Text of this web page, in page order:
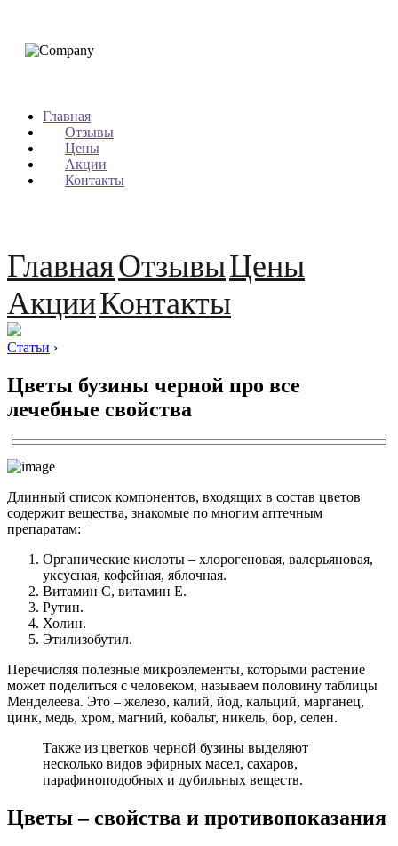
Главная
Отзывы
Цены
Акции
Контакты
ГлавнаяОтзывыЦены
АкцииКонтакты
Статьи ›
Цветы бузины черной про все
лечебные свойства
Длинный список компонентов, входящих в состав цветов
содержит вещества, знакомые по многим аптечным
препаратам:
Органические кислоты – хлорогеновая, валерьяновая,
уксусная, кофейная, яблочная.
Витамин С, витамин Е.
Рутин.
Холин.
Этилизобутил.
Перечисляя полезные микроэлементы, которыми растение
может поделиться с человеком, называем половину таблицы
Менделеева. Это – железо, калий, йод, кальций, марганец,
цинк, медь, хром, магний, кобальт, никель, бор, селен.
Также из цветков черной бузины выделяют
несколько видов эфирных масел, сахаров,
парафиноподобных и дубильных веществ.
Цветы – свойства и противопоказания